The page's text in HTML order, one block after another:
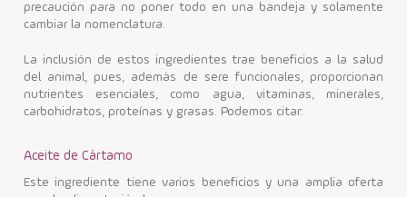
precaución para no poner todo en una bandeja y solamente
cambiar la nomenclatura.
La inclusión de estos ingredientes trae beneficios a la salud
del animal, pues, además de sere funcionales, proporcionan
nutrientes esenciales, como agua, vitaminas, minerales,
carbohidratos, proteínas y grasas. Podemos citar:
Aceite de Cártamo
Este ingrediente tiene varios beneficios y una amplia oferta